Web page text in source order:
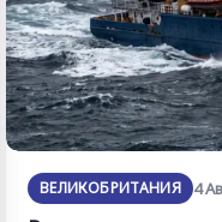
ВЕЛИКОБРИТАНИЯ 4